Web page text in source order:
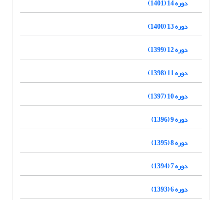
دوره 14 (1401)
دوره 13 (1400)
دوره 12 (1399)
دوره 11 (1398)
دوره 10 (1397)
دوره 9 (1396)
دوره 8 (1395)
دوره 7 (1394)
دوره 6 (1393)